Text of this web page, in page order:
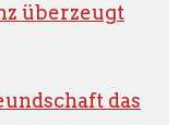
überzeugt
das